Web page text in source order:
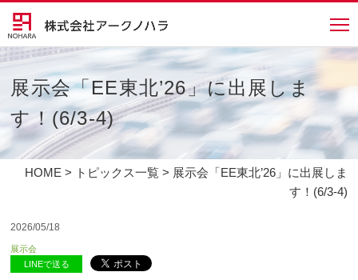
展示会「EE東北’26」に出展しま
す！(6/3-4)
HOME > トピックス一覧 > 展示会「EE東北’26」に出展しま
す！(6/3-4)
2026/05/18
展示会
LINEで送る